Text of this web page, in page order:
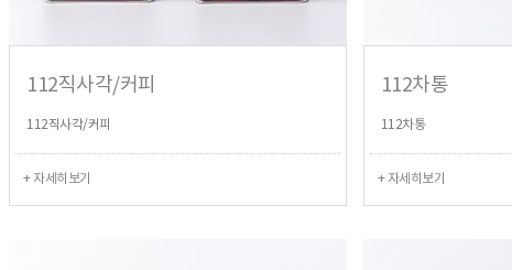
112직사각/커피
112직사각/커피
+ 자세히보기
112차통
112차통
+ 자세히보기